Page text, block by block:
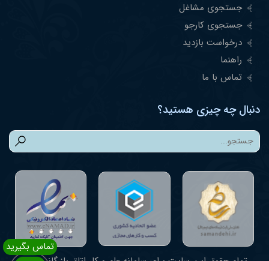
جستجوی مشاغل
جستجوی کارجو
درخواست بازدید
راهنما
تماس با ما
دنبال چه چیزی هستید؟